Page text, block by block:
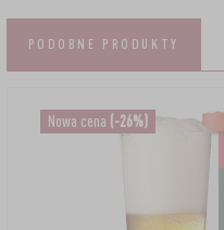
PODOBNE PRODUKTY
Nowa cena (-26%)